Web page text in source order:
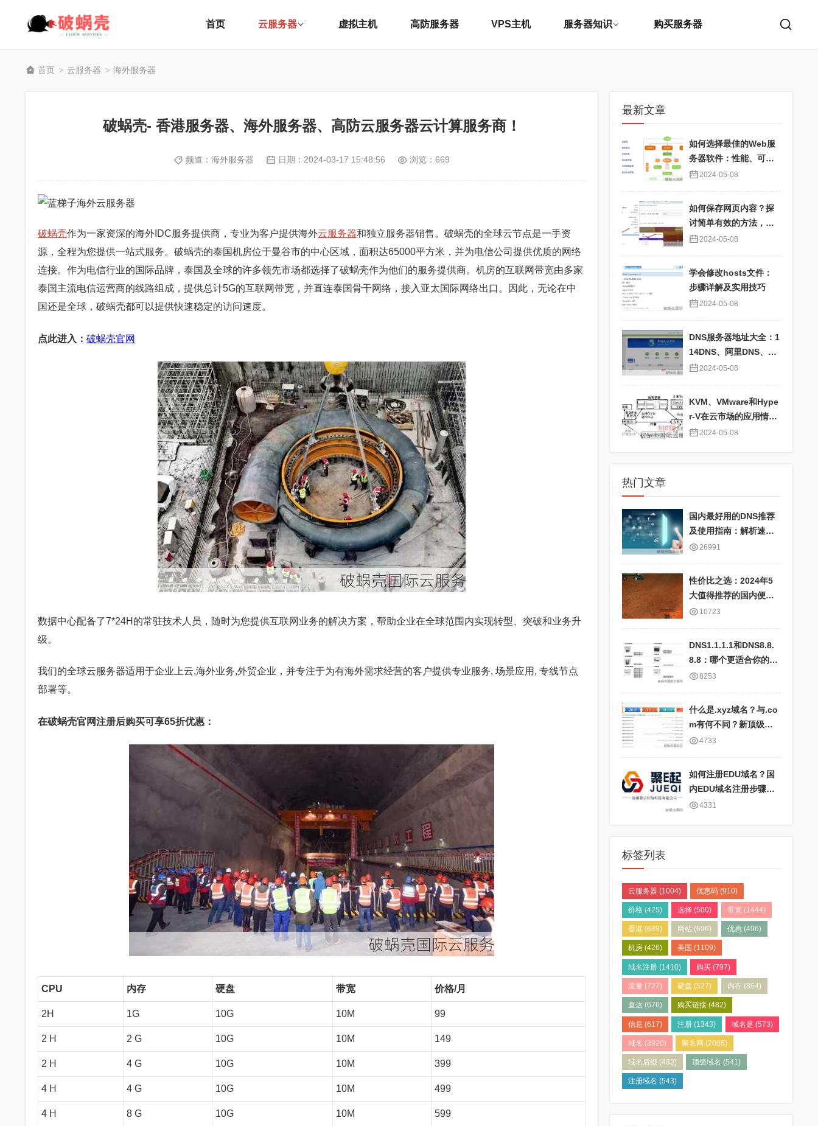
首页 云服务器 虚拟主机 高防服务器 VPS主机 服务器知识 购买服务器
首页 > 云服务器 > 海外服务器
破蜗壳- 香港服务器、海外服务器、高防云服务器云计算服务商！
频道： 海外服务器 日期： 2024-03-17 15:48:56 浏览：669
破蜗壳作为一家资深的海外IDC服务提供商，专业为客户提供海外云服务器和独立服务器销售。破蜗壳的全球云节点是一手资
源，全程为您提供一站式服务。破蜗壳的泰国机房位于曼谷市的中心区域，面积达65000平方米，并为电信公司提供优质的网络
连接。作为电信行业的国际品牌，泰国及全球的许多领先市场都选择了破蜗壳作为他们的服务提供商。机房的互联网带宽由多家
泰国主流电信运营商的线路组成，提供总计5G的互联网带宽，并直连泰国骨干网络，接入亚太国际网络出口。因此，无论在中
国还是全球，破蜗壳都可以提供快速稳定的访问速度。
点此进入： 破蜗壳官网
数据中心配备了7*24H的常驻技术人员，随时为您提供互联网业务的解决方案，帮助企业在全球范围内实现转型、突破和业务升
级。
我们的全球云服务器适用于企业上云,海外业务,外贸企业，并专注于为有海外需求经营的客户提供专业服务, 场景应用, 专线节点
部署等。
在破蜗壳官网注册后购买可享65折优惠：
CPU 内存 硬盘 带宽 价格/月
2H 1G 10G 10M 99
2 H 2 G 10G 10M 149
2 H 4 G 10G 10M 399
4 H 4 G 10G 10M 499
4 H 8 G 10G 10M 599
最新文章
如何选择最佳的Web服
务器软件：性能、可靠
性与用户体验优化
2024-05-08
如何保存网页内容？探
讨简单有效的方法，确
保信息永久可用
2024-05-08
学会修改hosts文件：
步骤详解及实用技巧
2024-05-08
DNS服务器地址大全：1
14DNS、阿里DNS、百
度DNS、360DNS、Go
2024-05-08
KVM、VMware和Hype
r-V在云市场的应用情况
对比及性能分析
2024-05-08
热门文章
国内最好用的DNS推荐
及使用指南：解析速度
快、服务器全面、IP地
26991
性价比之选：2024年5
大值得推荐的国内便宜
云服务器商家盘点
10723
DNS1.1.1.1和DNS8.8.
8.8：哪个更适合你的网
络需求？比较国内外公
8253
什么是.xyz域名？与.co
m有何不同？新顶级域
名.xyz的特点及应用场
4733
如何注册EDU域名？国
内EDU域名注册步骤和
要求详解
4331
标签列表
云服务器 (1004) 优惠码 (910)
价格 (425) 选择 (500) 带宽(1444)
香港 (689) 网站 (696) 优惠(496)
机房 (426) 美国 (1109)
域名注册 (1410) 购买 (797)
流量 (727) 硬盘 (527) 内存(864)
直达 (676) 购买链接 (482)
信息 (617) 注册 (1343) 域名是 (573)
域名 (3920) 聚名网 (2086)
域名后缀 (482) 顶级域名 (541)
注册域名 (543)